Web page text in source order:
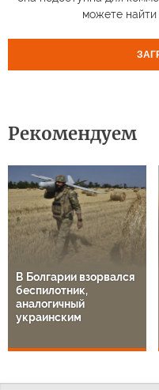
можете найти
Рекомендуем
В Болгарии взорвался
беспилотник,
аналогичный
украинским